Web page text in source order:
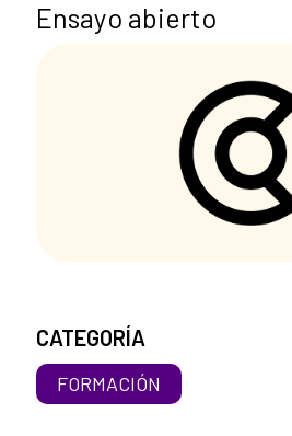
Ensayo abierto
CATEGORÍA
FORMACIÓN